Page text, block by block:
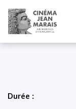
Durée :